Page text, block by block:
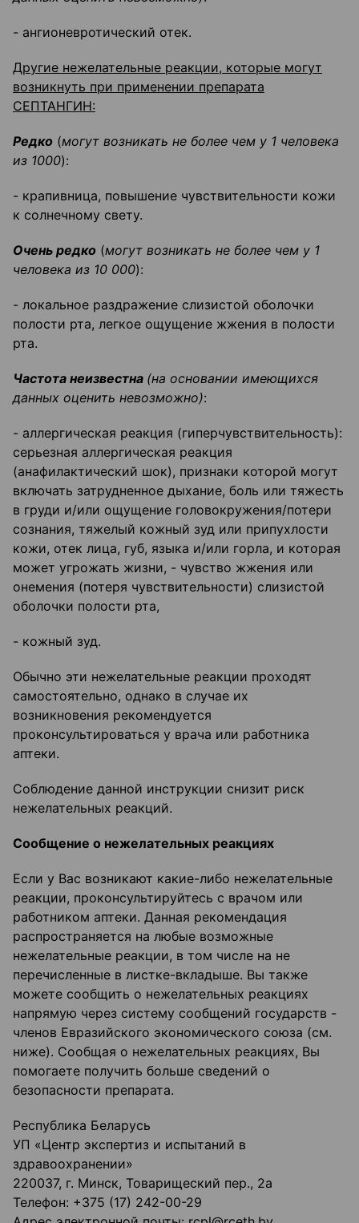
- ангионевротический отек.
Другие нежелательные реакции, которые могут
возникнуть при применении препарата
СЕПТАНГИН:
Редко (могут возникать не более чем у 1 человека
из 1000):
- крапивница, повышение чувствительности кожи
к солнечному свету.
Очень редко (могут возникать не более чем у 1
человека из 10 000):
- локальное раздражение слизистой оболочки
полости рта, легкое ощущение жжения в полости
рта.
Частота неизвестна (на основании имеющихся
данных оценить невозможно):
- аллергическая реакция (гиперчувствительность):
серьезная аллергическая реакция
(анафилактический шок), признаки которой могут
включать затрудненное дыхание, боль или тяжесть
в груди и/или ощущение головокружения/потери
сознания, тяжелый кожный зуд или припухлости
кожи, отек лица, губ, языка и/или горла, и которая
может угрожать жизни, - чувство жжения или
онемения (потеря чувствительности) слизистой
оболочки полости рта,
- кожный зуд.
Обычно эти нежелательные реакции проходят
самостоятельно, однако в случае их
возникновения рекомендуется
проконсультироваться у врача или работника
аптеки.
Соблюдение данной инструкции снизит риск
нежелательных реакций.
Сообщение о нежелательных реакциях
Если у Вас возникают какие-либо нежелательные
реакции, проконсультируйтесь с врачом или
работником аптеки. Данная рекомендация
распространяется на любые возможные
нежелательные реакции, в том числе на не
перечисленные в листке-вкладыше. Вы также
можете сообщить о нежелательных реакциях
напрямую через систему сообщений государств -
членов Евразийского экономического союза (см.
ниже). Сообщая о нежелательных реакциях, Вы
помогаете получить больше сведений о
безопасности препарата.
Республика Беларусь
УП «Центр экспертиз и испытаний в
здравоохранении»
220037, г. Минск, Товарищеский пер., 2а
Телефон: +375 (17) 242-00-29